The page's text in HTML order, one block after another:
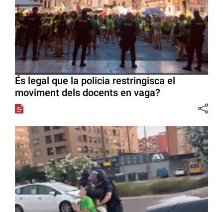
És legal que la policia restringisca el
moviment dels docents en vaga?